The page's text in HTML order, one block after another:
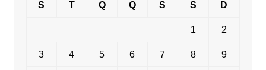
S T Q Q S S D
1 2
3 4 5 6 7 8 9